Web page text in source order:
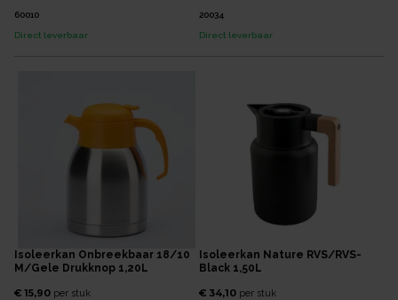
60010
Direct leverbaar
20034
Direct leverbaar
Isoleerkan Onbreekbaar 18/10
M/gele Drukknop 1,20L
€ 15,90 per stuk
Isoleerkan Nature RVS/RVS-
Black 1,50L
€ 34,10 per stuk